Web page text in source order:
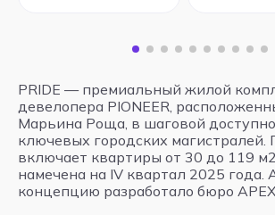
PRIDE — премиальный жилой
девелопера PIONEER,
Марьина Роща, в шаговой
ключевых городских магистралей.
включает квартиры от 30 до 119
намечена на IV квартал 2025 года.
концепцию разработало бюро APEX.